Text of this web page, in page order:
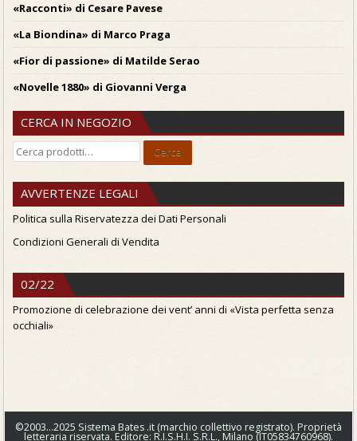
«Racconti» di Cesare Pavese
«La Biondina» di Marco Praga
«Fior di passione» di Matilde Serao
«Novelle 1880» di Giovanni Verga
CERCA IN NEGOZIO
Cerca: Cerca
AVVERTENZE LEGALI
Politica sulla Riservatezza dei Dati Personali
Condizioni Generali di Vendita
02/22
Promozione di celebrazione dei vent’ anni di «Vista perfetta senza
occhiali»
©2003…2025 Sistema Bates .it (marchio collettivo registrato). Proprietà
letteraria riservata. Editore: R.I.S.H.I. S.R.L., Milano (IT05834760968).